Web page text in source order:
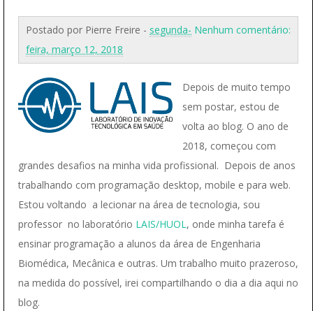
Nenhum comentário:
Postado por Pierre Freire - segunda-
feira, março 12, 2018
Depois de muito tempo
sem postar, estou de
volta ao blog. O ano de
2018, começou com
grandes desafios na minha vida profissional. Depois de anos
trabalhando com programação desktop, mobile e para web.
Estou voltando a lecionar na área de tecnologia, sou
professor no laboratório LAIS/HUOL, onde minha tarefa é
ensinar programação a alunos da área de Engenharia
Biomédica, Mecânica e outras. Um trabalho muito prazeroso,
na medida do possível, irei compartilhando o dia a dia aqui no
blog.